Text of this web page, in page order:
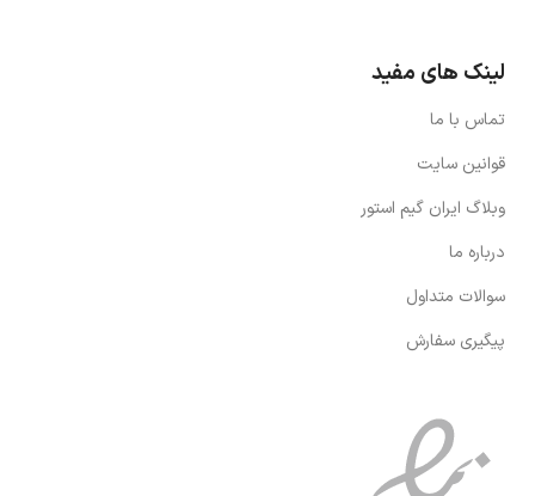
لینک های مفید
تماس با ما
قوانین سایت
وبلاگ ایران گیم استور
درباره ما
سوالات متداول
پیگیری سفارش